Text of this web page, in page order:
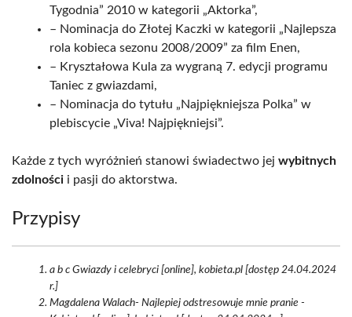
Tygodnia” 2010 w kategorii „Aktorka”,
– Nominacja do Złotej Kaczki w kategorii „Najlepsza
rola kobieca sezonu 2008/2009” za film Enen,
– Kryształowa Kula za wygraną 7. edycji programu
Taniec z gwiazdami,
– Nominacja do tytułu „Najpiękniejsza Polka” w
plebiscycie „Viva! Najpiękniejsi”.
Każde z tych wyróżnień stanowi świadectwo jej wybitnych
zdolności i pasji do aktorstwa.
Przypisy
a b c Gwiazdy i celebryci [online], kobieta.pl [dostęp 24.04.2024
r.]
Magdalena Walach- Najlepiej odstresowuje mnie pranie -